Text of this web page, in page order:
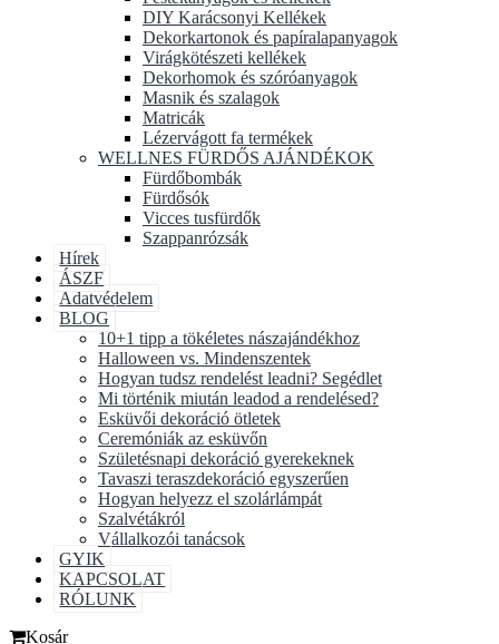
DIY Karácsonyi Kellékek
Dekorkartonok és papíralapanyagok
Virágkötészeti kellékek
Dekorhomok és szóróanyagok
Masnik és szalagok
Matricák
Lézervágott fa termékek
WELLNES FÜRDŐS AJÁNDÉKOK
Fürdőbombák
Fürdősók
Vicces tusfürdők
Szappanrózsák
Hírek
ÁSZF
Adatvédelem
BLOG
10+1 tipp a tökéletes nászajándékhoz
Halloween vs. Mindenszentek
Hogyan tudsz rendelést leadni? Segédlet
Mi történik miután leadod a rendelésed?
Esküvői dekoráció ötletek
Ceremóniák az esküvőn
Születésnapi dekoráció gyerekeknek
Tavaszi teraszdekoráció egyszerűen
Hogyan helyezz el szolárlámpát
Szalvétákról
Vállalkozói tanácsok
GYIK
KAPCSOLAT
RÓLUNK
Kosár